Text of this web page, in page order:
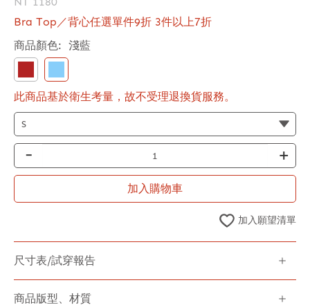
Bra Top／背心任選單件9折 3件以上7折
商品顏色: 淺藍
此商品基於衛生考量，故不受理退換貨服務。
- +
加入購物車
加入願望清單
尺寸表/試穿報告
商品版型、材質